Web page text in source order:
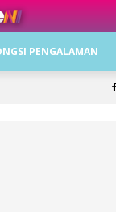
PENGALAMAN